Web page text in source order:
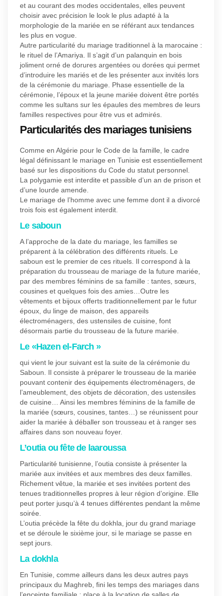
et au courant des modes occidentales, elles peuvent
choisir avec précision le look le plus adapté à la
morphologie de la mariée en se référant aux tendances
les plus en vogue.
Autre particularité du mariage traditionnel à la marocaine :
le rituel de l’Amariya. Il s’agit d’un palanquin en bois
joliment orné de dorures argentées ou dorées qui permet
d’introduire les mariés et de les présenter aux invités lors
de la cérémonie du mariage. Phase essentielle de la
cérémonie, l’époux et la jeune mariée doivent être portés
comme les sultans sur les épaules des membres de leurs
familles respectives pour être vus et admirés.
Particularités des mariages tunisiens
Comme en Algérie pour le Code de la famille, le cadre
légal définissant le mariage en Tunisie est essentiellement
basé sur les dispositions du Code du statut personnel.
La polygamie est interdite et passible d’un an de prison et
d’une lourde amende.
Le mariage de l’homme avec une femme dont il a divorcé
trois fois est également interdit.
Le saboun
A l’approche de la date du mariage, les familles se
préparent à la célébration des différents rituels. Le
saboun est le premier de ces rituels. Il correspond à la
préparation du trousseau de mariage de la future mariée,
par des membres féminins de sa famille : tantes, sœurs,
cousines et quelques fois des amies…Outre les
vêtements et bijoux offerts traditionnellement par le futur
époux, du linge de maison, des appareils
électroménagers, des ustensiles de cuisine, font
désormais partie du trousseau de la future mariée.
Le «Hazen el-Farch »
qui vient le jour suivant est la suite de la cérémonie du
Saboun. Il consiste à préparer le trousseau de la mariée
pouvant contenir des équipements électroménagers, de
l’ameublement, des objets de décoration, des ustensiles
de cuisine… Ainsi les membres féminins de la famille de
la mariée (sœurs, cousines, tantes…) se réunissent pour
aider la mariée à déballer son trousseau et à ranger ses
affaires dans son nouveau foyer.
L’outia ou fête de laaroussa
Particularité tunisienne, l’outia consiste à présenter la
mariée aux invitées et aux membres des deux familles.
Richement vêtue, la mariée et ses invitées portent des
tenues traditionnelles propres à leur région d’origine. Elle
peut porter jusqu’à 4 tenues différentes pendant la même
soirée.
L’outia précède la fête du dokhla, jour du grand mariage
et se déroule le sixième jour, si le mariage se passe en
sept jours.
La dokhla
En Tunisie, comme ailleurs dans les deux autres pays
principaux du Maghreb, fini les temps des mariages dans